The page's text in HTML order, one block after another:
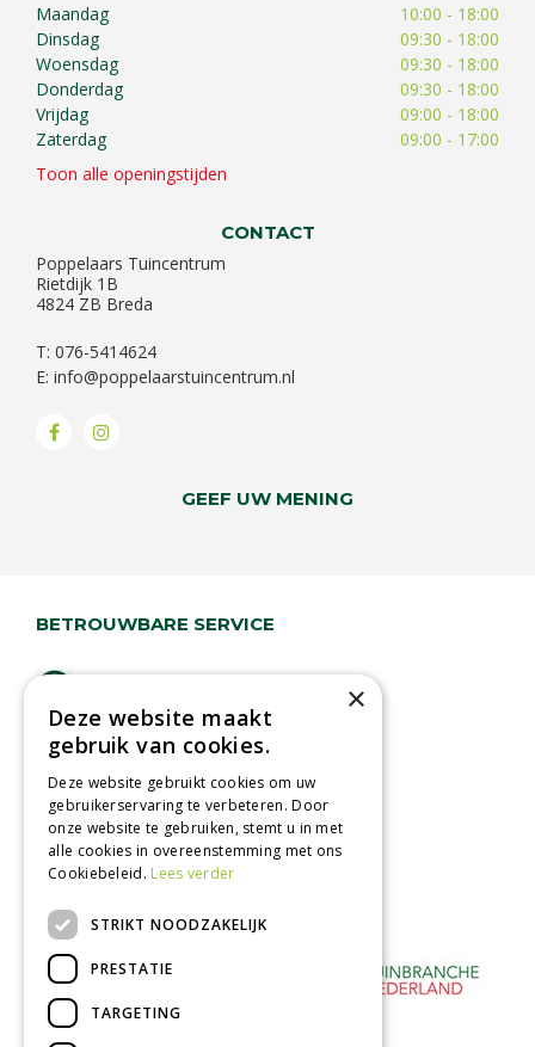
Maandag
10:00 - 18:00
Dinsdag
09:30 - 18:00
Woensdag
09:30 - 18:00
Donderdag
09:30 - 18:00
Vrijdag
09:00 - 18:00
Zaterdag
09:00 - 17:00
Toon alle openingstijden
CONTACT
Poppelaars Tuincentrum
Rietdijk 1B
4824 ZB Breda
T: 076-5414624
E: info@poppelaarstuincentrum.nl
GEEF UW MENING
BETROUWBARE SERVICE
Lage verzendkosten
Vandaag besteld
binnen 2 dagen ophalen!
Afhalen in tuincentrum
Betaal veilig
met iDeal - Wero
×
Deze website maakt
gebruik van cookies.
Deze website gebruikt cookies om uw
gebruikerservaring te verbeteren. Door
onze website te gebruiken, stemt u in met
alle cookies in overeenstemming met ons
Cookiebeleid. Lees verder
STRIKT NOODZAKELIJK
PRESTATIE
TARGETING